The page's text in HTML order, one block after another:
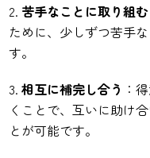
苦手なことに取り組む
ために、少しずつ苦手
す。
相互に補完し合う ：
くことで、互いに助け
とが可能です。